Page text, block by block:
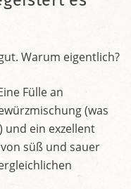
Warum eigentlich?
Fülle an
(was
und ein exzellent
süß und sauer